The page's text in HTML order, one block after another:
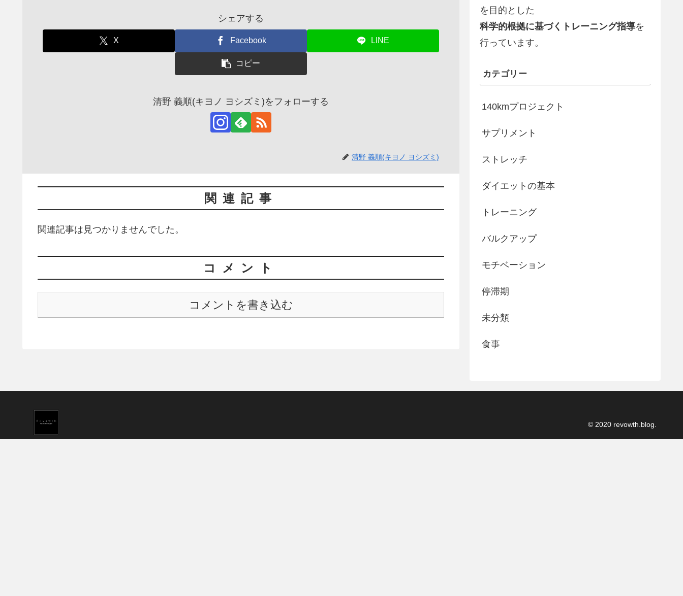
シェアする
X Facebook LINE
コピー
清野 義順(キヨノ ヨシズミ)をフォローする
清野 義順(キヨノ ヨシズミ)
関連記事
関連記事は見つかりませんでした。
コメント
コメントを書き込む
を目的とした
科学的根拠に基づくトレーニング指導を
行っています。
カテゴリー
140kmプロジェクト
サプリメント
ストレッチ
ダイエットの基本
トレーニング
バルクアップ
モチベーション
停滞期
未分類
食事
© 2020 revowth.blog.